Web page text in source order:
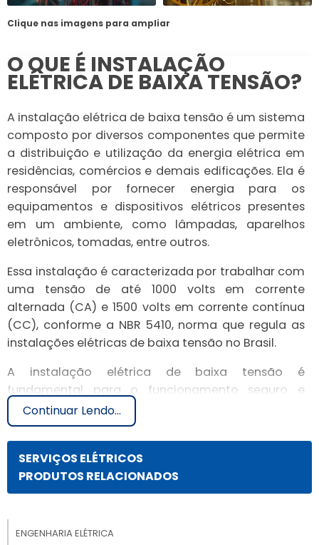
Clique nas imagens para ampliar
O QUE É INSTALAÇÃO
ELÉTRICA DE BAIXA TENSÃO?
A instalação elétrica de baixa tensão é um sistema
composto por diversos componentes que permite
a distribuição e utilização da energia elétrica em
residências, comércios e demais edificações. Ela é
responsável por fornecer energia para os
equipamentos e dispositivos elétricos presentes
em um ambiente, como lâmpadas, aparelhos
eletrônicos, tomadas, entre outros.
Essa instalação é caracterizada por trabalhar com
uma tensão de até 1000 volts em corrente
alternada (CA) e 1500 volts em corrente contínua
(CC), conforme a NBR 5410, norma que regula as
instalações elétricas de baixa tensão no Brasil.
A instalação elétrica de baixa tensão é
fundamental para o funcionamento seguro e
eficiente de um local, garantindo o fornecimento
adequado de energia elétrica para as
necessidades dos usuários. Ela é composta por
diversos elementos, como fios, cabos, disjuntores,
quadros de distribuição, tomadas, interruptores,
entre outros, que são interligados de forma a
as demandas do ambiente.
Continuar Lendo...
SERVIÇOS ELÉTRICOS
PRODUTOS RELACIONADOS
ENGENHARIA ELÉTRICA